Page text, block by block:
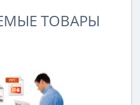
ТОВАРЫ